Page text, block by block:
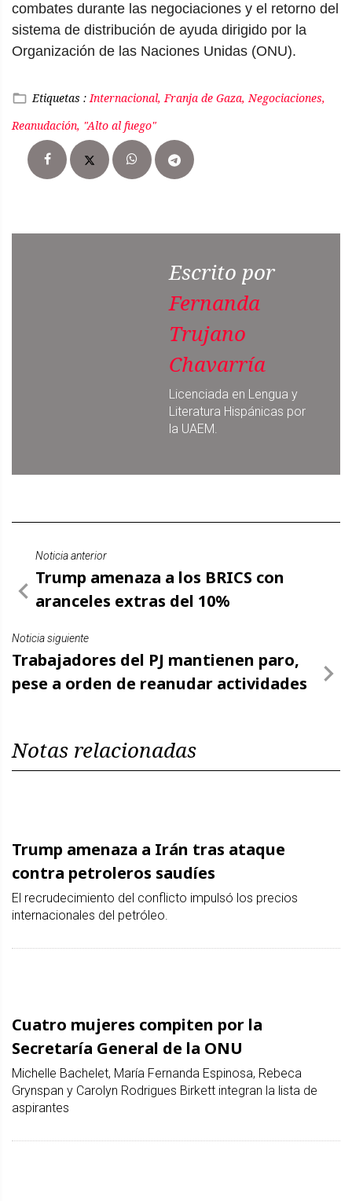
combates durante las negociaciones y el retorno del
sistema de distribución de ayuda dirigido por la
Organización de las Naciones Unidas (ONU).
Etiquetas : Internacional, Franja de Gaza, Negociaciones,
Reanudación, "Alto al fuego"
Escrito por
Fernanda
Trujano
Chavarría
Licenciada en Lengua y
Literatura Hispánicas por
la UAEM.
Noticia anterior
Trump amenaza a los BRICS con
aranceles extras del 10%
Noticia siguiente
Trabajadores del PJ mantienen paro,
pese a orden de reanudar actividades
Notas relacionadas
Trump amenaza a Irán tras ataque
contra petroleros saudíes
El recrudecimiento del conflicto impulsó los precios
internacionales del petróleo.
Cuatro mujeres compiten por la
Secretaría General de la ONU
Michelle Bachelet, María Fernanda Espinosa, Rebeca
Grynspan y Carolyn Rodrigues Birkett integran la lista de
aspirantes